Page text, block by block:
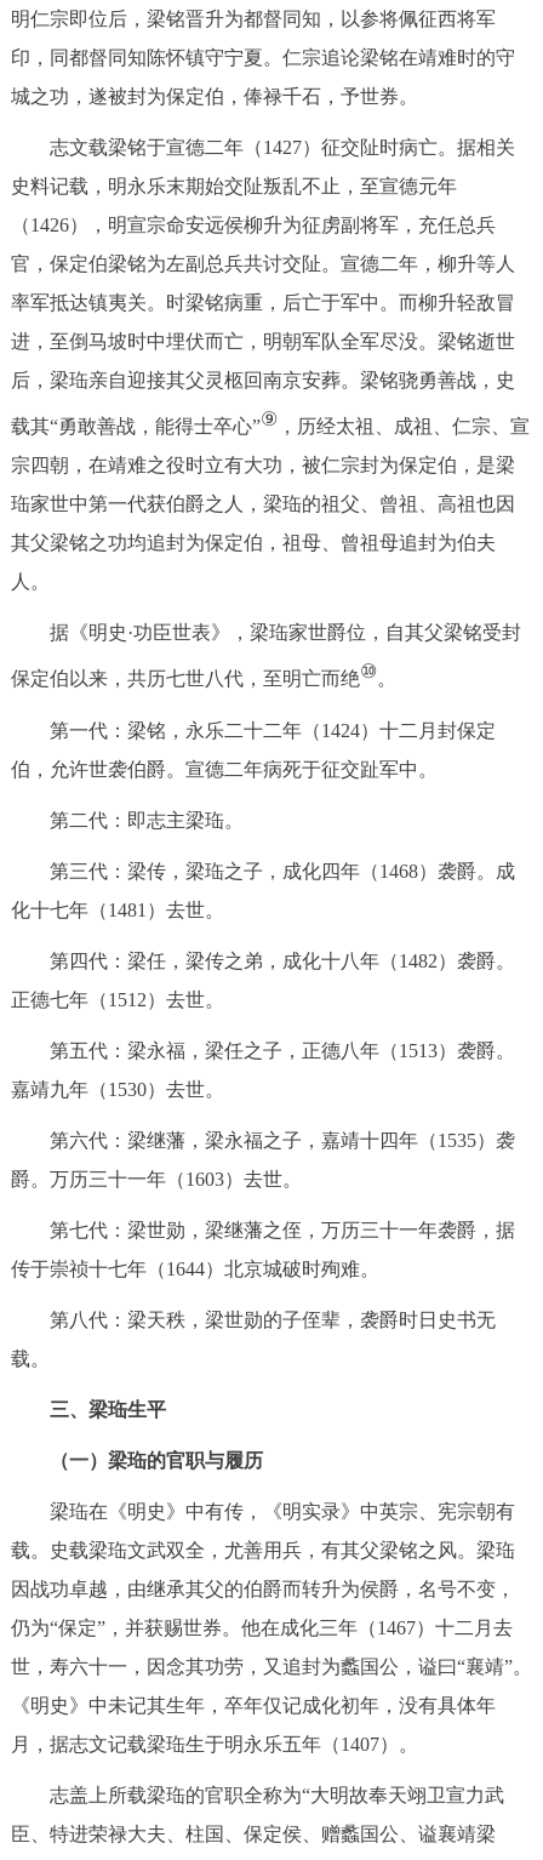
明仁宗即位后，梁铭晋升为都督同知，以参将佩征西将军
印，同都督同知陈怀镇守宁夏。仁宗追论梁铭在靖难时的守
城之功，遂被封为保定伯，俸禄千石，予世券。
志文载梁铭于宣德二年（1427）征交阯时病亡。据相关
史料记载，明永乐末期始交阯叛乱不止，至宣德元年
（1426），明宣宗命安远侯柳升为征虏副将军，充任总兵
官，保定伯梁铭为左副总兵共讨交阯。宣德二年，柳升等人
率军抵达镇夷关。时梁铭病重，后亡于军中。而柳升轻敌冒
进，至倒马坡时中埋伏而亡，明朝军队全军尽没。梁铭逝世
后，梁珤亲自迎接其父灵柩回南京安葬。梁铭骁勇善战，史
载其“勇敢善战，能得士卒心”⑨ ，历经太祖、成祖、仁宗、宣
宗四朝，在靖难之役时立有大功，被仁宗封为保定伯，是梁
珤家世中第一代获伯爵之人，梁珤的祖父、曾祖、高祖也因
其父梁铭之功均追封为保定伯，祖母、曾祖母追封为伯夫
人。
据《明史·功臣世表》，梁珤家世爵位，自其父梁铭受封
保定伯以来，共历七世八代，至明亡而绝⑩。
第一代：梁铭，永乐二十二年（1424）十二月封保定
伯，允许世袭伯爵。宣德二年病死于征交趾军中。
第二代：即志主梁珤。
第三代：梁传，梁珤之子，成化四年（1468）袭爵。成
化十七年（1481）去世。
第四代：梁任，梁传之弟，成化十八年（1482）袭爵。
正德七年（1512）去世。
第五代：梁永福，梁任之子，正德八年（1513）袭爵。
嘉靖九年（1530）去世。
第六代：梁继藩，梁永福之子，嘉靖十四年（1535）袭
爵。万历三十一年（1603）去世。
第七代：梁世勋，梁继藩之侄，万历三十一年袭爵，据
传于崇祯十七年（1644）北京城破时殉难。
第八代：梁天秩，梁世勋的子侄辈，袭爵时日史书无
载。
三、梁珤生平
（一）梁珤的官职与履历
梁珤在《明史》中有传，《明实录》中英宗、宪宗朝有
载。史载梁珤文武双全，尤善用兵，有其父梁铭之风。梁珤
因战功卓越，由继承其父的伯爵而转升为侯爵，名号不变，
仍为“保定”，并获赐世券。他在成化三年（1467）十二月去
世，寿六十一，因念其功劳，又追封为蠡国公，谥曰“襄靖”。
《明史》中未记其生年，卒年仅记成化初年，没有具体年
月，据志文记载梁珤生于明永乐五年（1407）。
志盖上所载梁珤的官职全称为“大明故奉天翊卫宣力武
臣、特进荣禄大夫、柱国、保定侯、赠蠡国公、谥襄靖梁